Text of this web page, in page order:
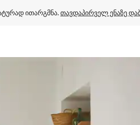
ითარგმნა. თავდაპირველ ენაზე